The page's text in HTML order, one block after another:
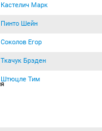
Кастелич Марк
Пинто Шейн
Соколов Егор
Ткачук Брэден
Штюцле Тим